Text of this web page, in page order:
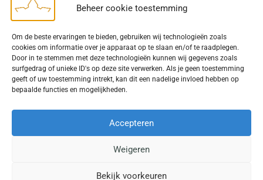
Beheer cookie toestemming
Om de beste ervaringen te bieden, gebruiken wij technologieën zoals
cookies om informatie over je apparaat op te slaan en/of te raadplegen.
Door in te stemmen met deze technologieën kunnen wij gegevens zoals
surfgedrag of unieke ID's op deze site verwerken. Als je geen toestemming
geeft of uw toestemming intrekt, kan dit een nadelige invloed hebben op
bepaalde functies en mogelijkheden.
Accepteren
Weigeren
Bekijk voorkeuren
Bij het uitdragen van de doelstelling van de Geschiedkundige
Kring wordt gebruik gemaakt van rechtenvrije informatie en data
waarvoor toestemming is verleend. Indien u op deze site een
publicatie van tekst of beeld aantreft die hier niet aan voldoet,